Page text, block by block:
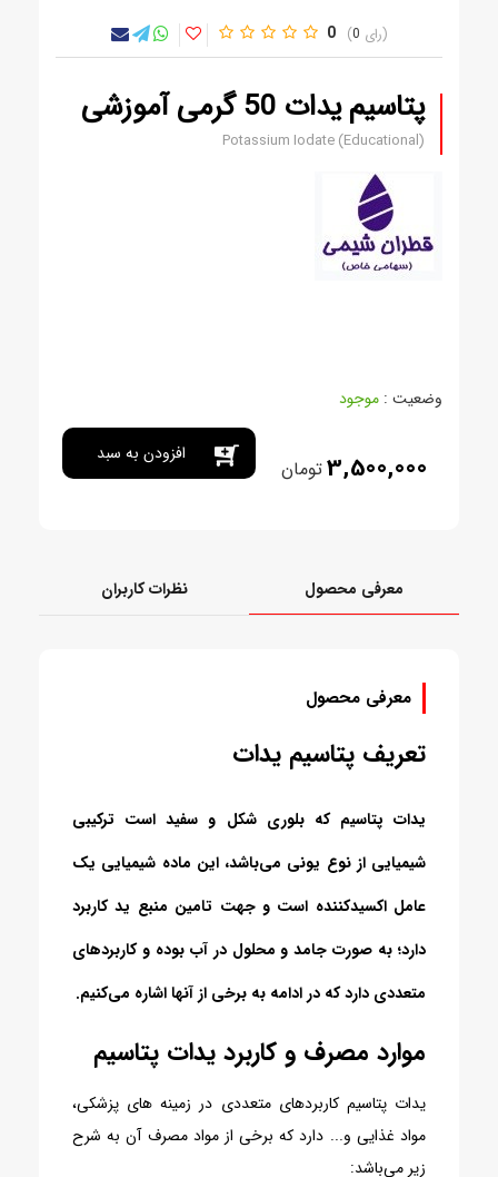
0 0
پتاسیم یدات 50 گرمی آموزشی
Potassium Iodate (Educational)
وضعیت : موجود
3,500,000تومان
افزودن به سبد
معرفی محصول نظرات کاربران
معرفی محصول
تعریف پتاسیم یدات
یدات پتاسیم که بلوری شکل و سفید است ترکیبی
شیمیایی از نوع یونی می‌باشد، این ماده شیمیایی یک
عامل اکسیدکننده است و جهت تامین منبع ید کاربرد
دارد؛ به صورت جامد و محلول در آب بوده و کاربردهای
متعددی دارد که در ادامه به برخی از آنها اشاره می‌کنیم.
موارد مصرف و کاربرد یدات پتاسیم
یدات پتاسیم کاربردهای متعددی در زمینه های پزشکی،
مواد غذایی و... دارد که برخی از مواد مصرف آن به شرح
زیر می‌باشد: